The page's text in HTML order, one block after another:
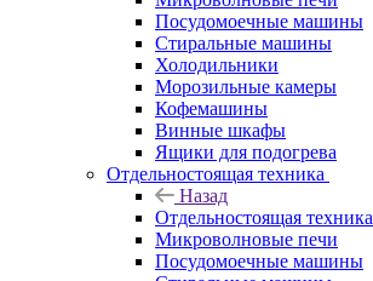
Посудомоечные машины
Стиральные машины
Холодильники
Морозильные камеры
Кофемашины
Винные шкафы
Ящики для подогрева
Отдельностоящая техника
Назад
Отдельностоящая техника
Микроволновые печи
Посудомоечные машины